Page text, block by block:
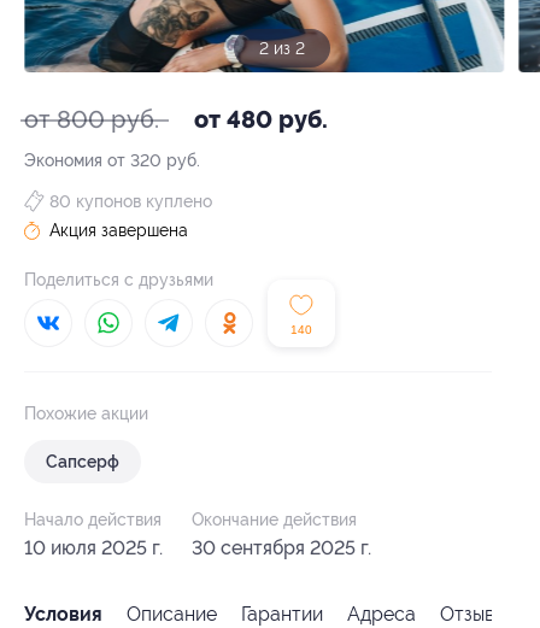
2 из 2
от 800 руб. от 480 руб.
Экономия от 320 руб.
140
80 купонов куплено
Акция завершена
Поделиться с друзьями
Похожие акции
Сапсерф
Начало действия
10 июля 2025 г.
Окончание действия
30 сентября 2025 г.
Условия Описание Гарантии Адреса Отзывы